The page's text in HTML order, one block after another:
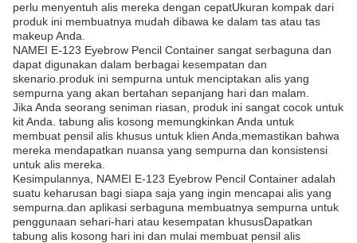
perlu menyentuh alis mereka dengan cepatUkuran kompak dari
produk ini membuatnya mudah dibawa ke dalam tas atau tas
makeup Anda.
NAMEI E-123 Eyebrow Pencil Container sangat serbaguna dan
dapat digunakan dalam berbagai kesempatan dan
skenario.produk ini sempurna untuk menciptakan alis yang
sempurna yang akan bertahan sepanjang hari dan malam.
Jika Anda seorang seniman riasan, produk ini sangat cocok untuk
kit Anda. tabung alis kosong memungkinkan Anda untuk
membuat pensil alis khusus untuk klien Anda,memastikan bahwa
mereka mendapatkan nuansa yang sempurna dan konsistensi
untuk alis mereka.
Kesimpulannya, NAMEI E-123 Eyebrow Pencil Container adalah
suatu keharusan bagi siapa saja yang ingin mencapai alis yang
sempurna.dan aplikasi serbaguna membuatnya sempurna untuk
penggunaan sehari-hari atau kesempatan khususDapatkan
tabung alis kosong hari ini dan mulai membuat pensil alis